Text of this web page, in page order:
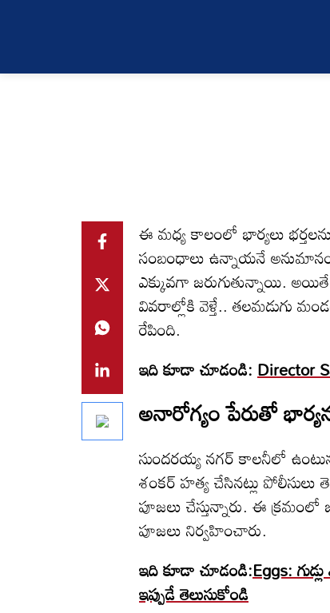
ఈ మధ్య కాలంలో భార్యలు
సంబంధాలు ఉన్నాయనే
ఎక్కువగా జరుగుతున్నాయి.
వివరాల్లోకి వెళ్తే.. తలమడుగు
రేపింది.
ఇది కూడా చూడండి:Director
అనారోగ్యం పేరుతో
సుందరయ్య నగర్ కాలనీలో
శంకర్ హత్య చేసినట్లు
పూజలు చేస్తున్నారు. ఈ క్రమంలో
పూజలు నిర్వహించారు.
ఇది కూడా చూడండి:Eggs:
ఇప్పుడే తెలుసుకోండి